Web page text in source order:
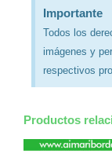
Importante
Todos los
imágenes y
respectivos
Productos